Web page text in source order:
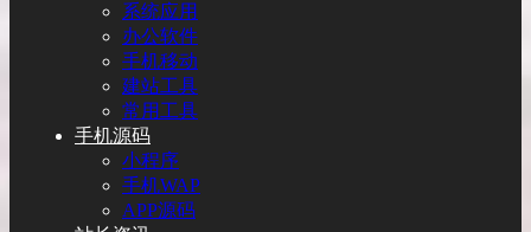
系统应用
办公软件
手机移动
建站工具
常用工具
手机源码
小程序
手机WAP
APP源码